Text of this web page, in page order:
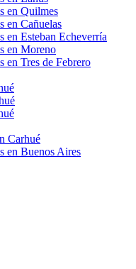
en Quilmes
en Cañuelas
en Esteban Echeverría
en Moreno
en Tres de Febrero
Carhué
en Buenos Aires